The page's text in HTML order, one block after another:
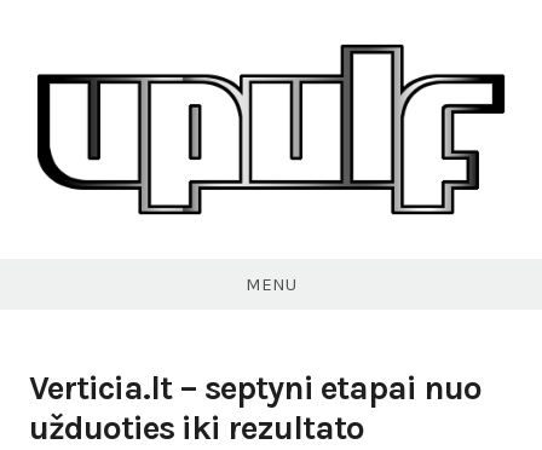
content
MENU
Verticia.lt – septyni etapai nuo
užduoties iki rezultato